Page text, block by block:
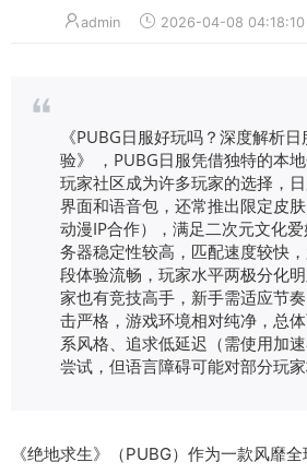
admin 2026-04-08 04:18:10
《PUBG日服好玩吗？深度解析
验》 ，PUBG日服凭借独特的本
玩家社区成为许多玩家的选择，
界面和语音包，还常推出限定皮
动漫IP合作），满足二次元文化
务器稳定性较高，匹配速度较快
段体验流畅，玩家水平两极分化
家也有竞技高手，新手需适应节
击严格，游戏环境相对纯净，总
系风格、追求低延迟（需使用加
尝试，但语言障碍可能对部分玩家
《绝地求生》（PUBG）作为一款风靡